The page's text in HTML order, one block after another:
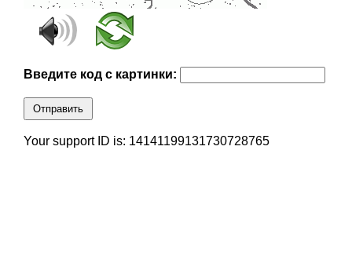
Введите код с картинки:
Отправить
Your support ID is: 14141199131730728765